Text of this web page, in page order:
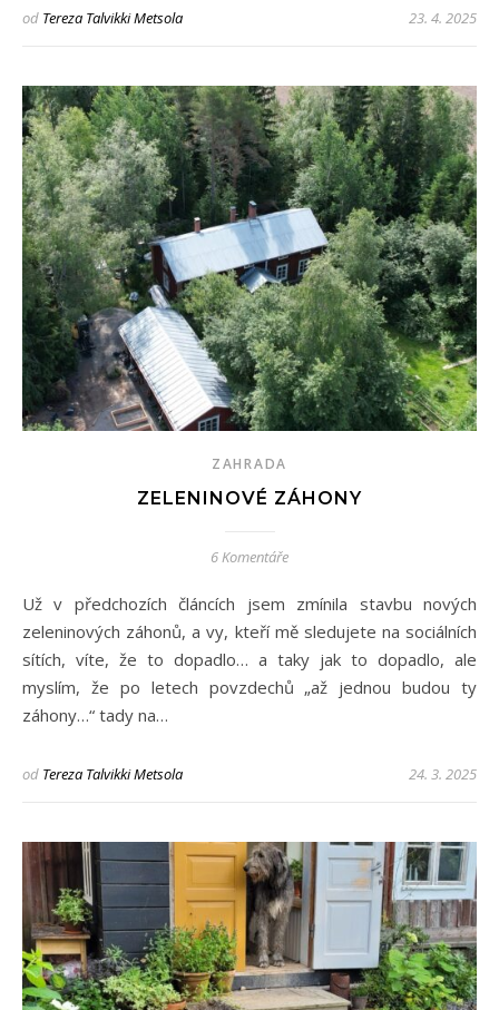
od Tereza Talvikki Metsola 23. 4. 2025
ZAHRADA
ZELENINOVÉ ZÁHONY
6 Komentáře
Už v předchozích článcích jsem zmínila stavbu nových
zeleninových záhonů, a vy, kteří mě sledujete na sociálních
sítích, víte, že to dopadlo… a taky jak to dopadlo, ale
myslím, že po letech povzdechů „až jednou budou ty
záhony…“ tady na…
od Tereza Talvikki Metsola 24. 3. 2025